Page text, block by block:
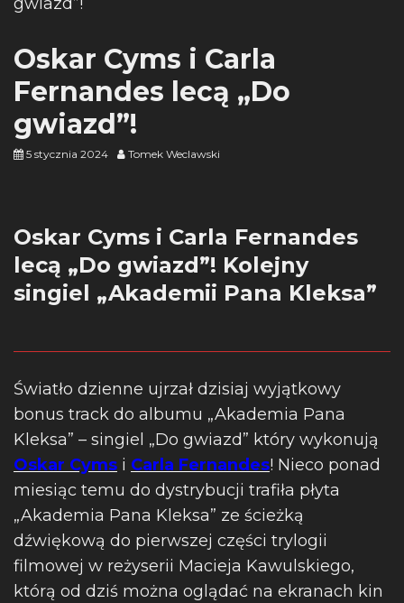
Oskar Cyms i Carla
Fernandes lecą „Do
gwiazd”!
5 stycznia 2024 Tomek Weclawski
Oskar Cyms i Carla Fernandes
lecą „Do gwiazd”! Kolejny
singiel „Akademii Pana Kleksa”
Światło dzienne ujrzał dzisiaj wyjątkowy
bonus track do albumu „Akademia Pana
Kleksa” – singiel „Do gwiazd” który wykonują
Oskar Cyms i Carla Fernandes! Nieco ponad
miesiąc temu do dystrybucji trafiła płyta
„Akademia Pana Kleksa” ze ścieżką
dźwiękową do pierwszej części trylogii
filmowej w reżyserii Macieja Kawulskiego,
którą od dziś można oglądać na ekranach kin